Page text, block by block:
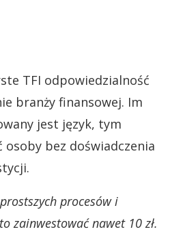
TFI odpowiedzialność
branży finansowej. Im
jest język, tym
bez doświadczenia
procesów i
zainwestować nawet 10 zł.